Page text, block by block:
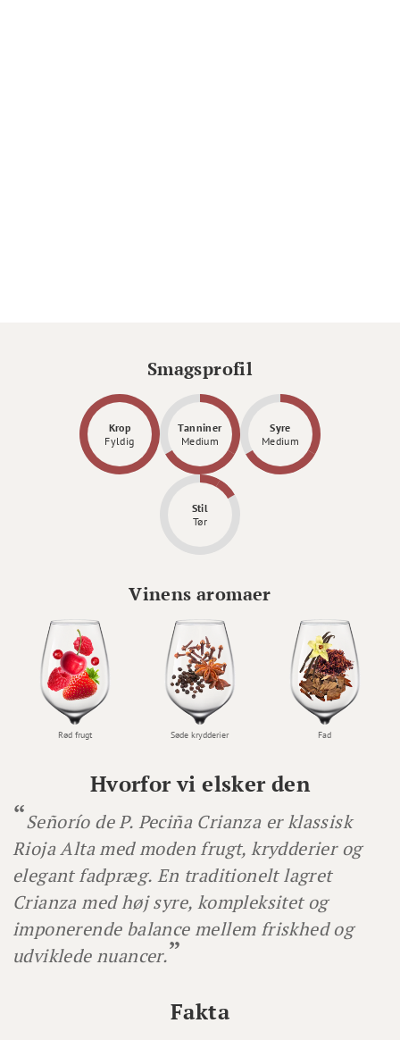
Hvorfor vi elsker den
Señorío de P. Peciña Crianza er klassisk
Rioja Alta med moden frugt, krydderier og
elegant fadpræg. En traditionelt lagret
Crianza med høj syre, kompleksitet og
imponerende balance mellem friskhed og
udviklede nuancer.
Fakta
Smagsprofil
Krop
Fyldig
Tanniner
Medium
Syre
Medium
Stil
Tør
Vinens aromaer
Rød frugt Søde krydderier Fad